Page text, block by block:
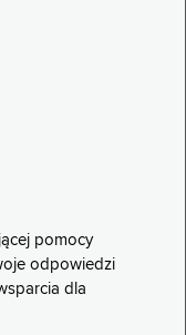
pomocy
odpowiedzi
dla